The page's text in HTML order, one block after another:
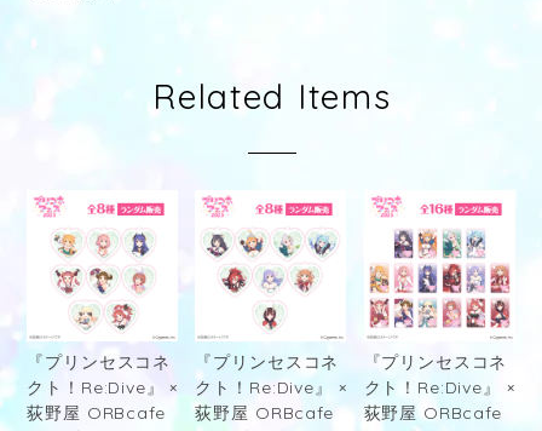
Related Items
『プリンセスコネ
クト！Re:Dive』 ×
荻野屋 ORBcafe
『プリンセスコネ
クト！Re:Dive』 ×
荻野屋 ORBcafe
『プリンセスコネ
クト！Re:Dive』 ×
荻野屋 ORBcafe